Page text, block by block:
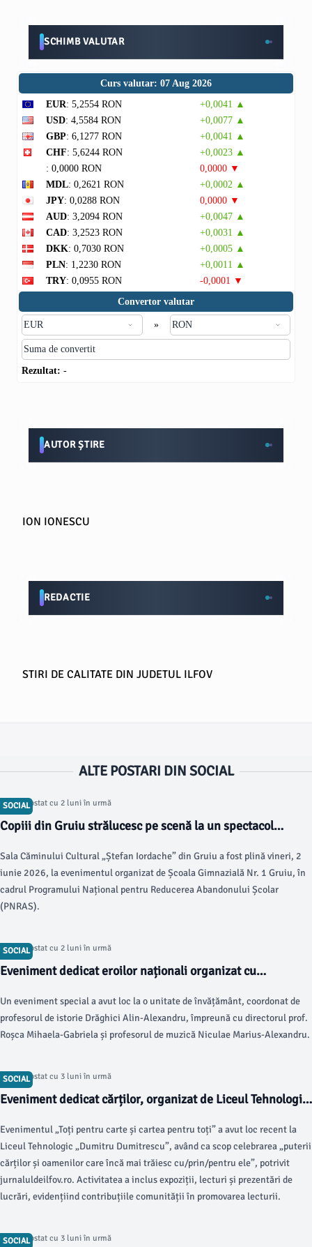
SCHIMB VALUTAR
Curs valutar: 07 Aug 2026
EUR: 5,2554 RON
+0,0041 ▲
USD: 4,5584 RON
+0,0077 ▲
GBP: 6,1277 RON
+0,0041 ▲
CHF: 5,6244 RON
+0,0023 ▲
: 0,0000 RON
0,0000 ▼
MDL: 0,2621 RON
+0,0002 ▲
JPY: 0,0288 RON
0,0000 ▼
AUD: 3,2094 RON
+0,0047 ▲
CAD: 3,2523 RON
+0,0031 ▲
DKK: 0,7030 RON
+0,0005 ▲
PLN: 1,2230 RON
+0,0011 ▲
TRY: 0,0955 RON
-0,0001 ▼
Convertor valutar
»
Rezultat: -
AUTOR ȘTIRE
ION IONESCU
REDACTIE
STIRI DE CALITATE DIN JUDETUL ILFOV
ALTE POSTARI DIN SOCIAL
SOCIAL
Articol postat cu 2 luni în urmă
Copiii din Gruiu strălucesc pe scenă la un spectacol
Sala Căminului Cultural „Ștefan Iordache” din Gruiu a fost plină vineri, 2
iunie 2026, la evenimentul organizat de Școala Gimnazială Nr. 1 Gruiu, în
cadrul Programului Național pentru Reducerea Abandonului Școlar
(PNRAS).
SOCIAL
Articol postat cu 2 luni în urmă
Eveniment dedicat eroilor naționali organizat cu
Un eveniment special a avut loc la o unitate de învățământ, coordonat de
profesorul de istorie Drăghici Alin-Alexandru, împreună cu directorul prof.
Roșca Mihaela-Gabriela și profesorul de muzică Niculae Marius-Alexandru.
SOCIAL
Articol postat cu 3 luni în urmă
Eveniment dedicat cărților, organizat de Liceul Tehnologic
Evenimentul „Toți pentru carte și cartea pentru toți” a avut loc recent la
Liceul Tehnologic „Dumitru Dumitrescu”, având ca scop celebrarea „puterii
cărților și oamenilor care încă mai trăiesc cu/prin/pentru ele”, potrivit
jurnaluldeilfov.ro. Activitatea a inclus expoziții, lecturi și prezentări de
lucrări, evidențiind contribuțiile comunității în promovarea lecturii.
SOCIAL
Articol postat cu 3 luni în urmă